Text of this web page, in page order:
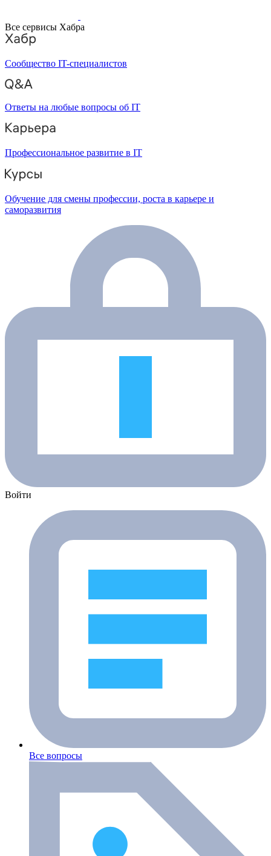
Все сервисы Хабра
Сообщество IT-специалистов
Ответы на любые вопросы об IT
Профессиональное развитие в IT
Обучение для смены профессии, роста в карьере и
саморазвития
Войти
Все вопросы